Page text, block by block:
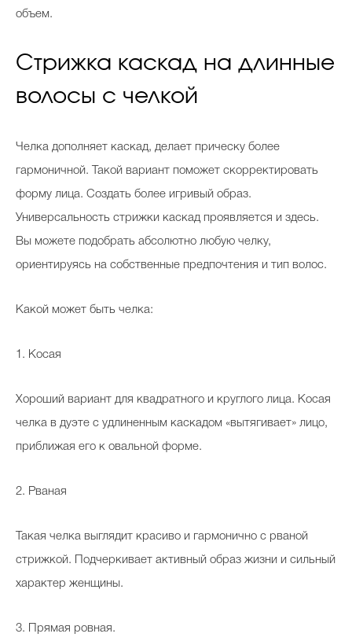
объем.
Стрижка каскад на длинные
волосы с челкой
Челка дополняет каскад, делает прическу более
гармоничной. Такой вариант поможет скорректировать
форму лица. Создать более игривый образ.
Универсальность стрижки каскад проявляется и здесь.
Вы можете подобрать абсолютно любую челку,
ориентируясь на собственные предпочтения и тип волос.
Какой может быть челка:
1. Косая
Хороший вариант для квадратного и круглого лица. Косая
челка в дуэте с удлиненным каскадом «вытягивает» лицо,
приближая его к овальной форме.
2. Рваная
Такая челка выглядит красиво и гармонично с рваной
стрижкой. Подчеркивает активный образ жизни и сильный
характер женщины.
3. Прямая ровная.